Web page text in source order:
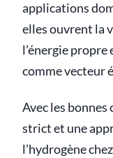
applications
elles ouvrent la
l’énergie propre
comme vecteur
Avec les bonnes
strict et une
l’hydrogène